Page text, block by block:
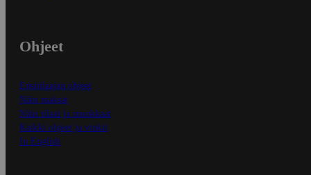
Ohjeet
Ensitilaajan ohjeet
Näin maksat
Näin tilaat ja muokkaat
Kaikki ohjeet ja vinkit
In English